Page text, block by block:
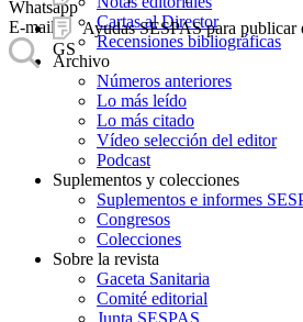
Ayudas SESPAS para publicar
GS
Whatsapp
E-mail
Cartas al Director
Recensiones bibliográficas
Archivo
Números anteriores
Lo más leído
Lo más citado
Vídeo selección del editor
Podcast
Suplementos y colecciones
Suplementos e informes
Congresos
Colecciones
Sobre la revista
Gaceta Sanitaria
Comité editorial